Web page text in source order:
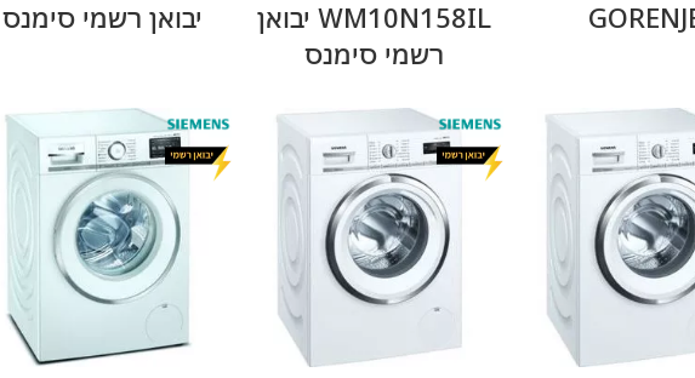
WM10N158IL יבואן
רשמי סימנס
יבואן רשמי סימנס